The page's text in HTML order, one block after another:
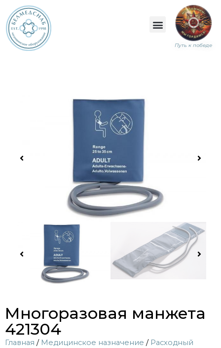
Путь к победе
Многоразовая манжета
421304
Главная / Медицинское назначение / Расходный